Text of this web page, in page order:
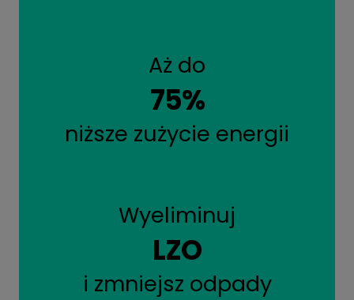
Aż do
75%
niższe zużycie energii
Wyeliminuj
LZO
i zmniejsz odpady